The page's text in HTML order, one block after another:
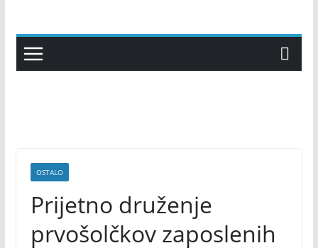
content
OSTALO
Prijetno druženje
prvošolčkov zaposlenih